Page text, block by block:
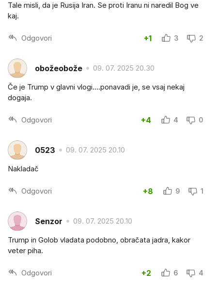
Tale misli, da je Rusija Iran. Se proti Iranu ni naredil Bog ve
kaj.
Odgovori +1 3 2
obožeobože 09. 07. 2025 20.30
Če je Trump v glavni vlogi....ponavadi je, se vsaj nekaj
dogaja.
Odgovori +4 4 0
0523 09. 07. 2025 20.10
Nakladač
Odgovori +8 9 1
Senzor 09. 07. 2025 20.10
Trump in Golob vladata podobno, obračata jadra, kakor
veter piha.
Odgovori +2 6 4